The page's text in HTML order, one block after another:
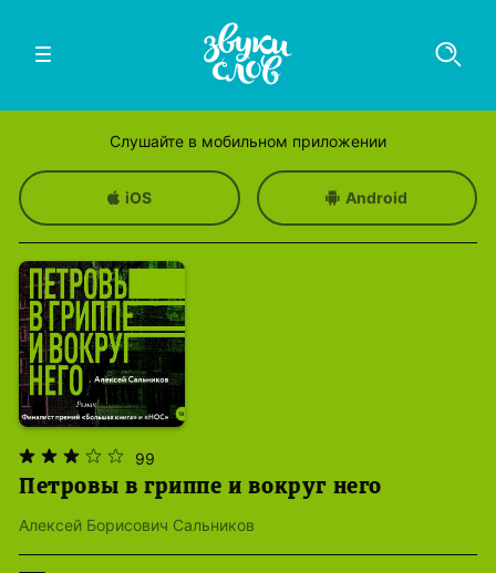
Слушайте в мобильном приложении
iOS Android
99
Петровы в гриппе и вокруг него
Алексей Борисович Сальников